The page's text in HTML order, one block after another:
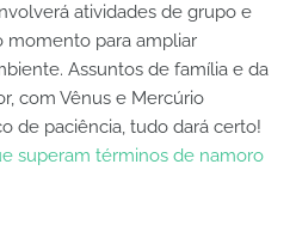
atividades de grupo e
momento para ampliar
Assuntos de família e da
com Vênus e Mercúrio
de paciência, tudo dará certo!
superam términos de namoro